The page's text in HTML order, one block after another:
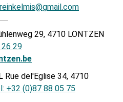
29, 4710 LONTZEN
29
Rue del'Eglise 34, 4710
+32 (0)87 88 05 75